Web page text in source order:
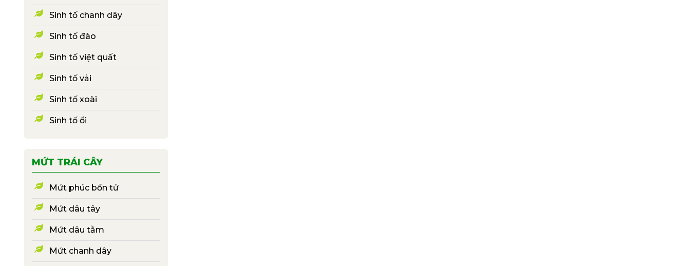
Sinh tố chanh dây
Sinh tố đào
Sinh tố việt quất
Sinh tố vải
Sinh tố xoài
Sinh tố ổi
MỨT TRÁI CÂY
Mứt phúc bồn tử
Mứt dâu tây
Mứt dâu tằm
Mứt chanh dây